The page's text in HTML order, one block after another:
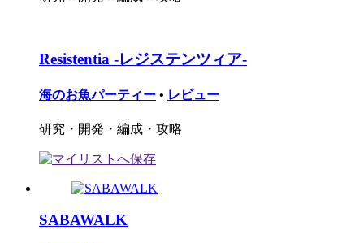
Resistentia -レジステンツィア-
海のお魚パーティー • レビュー
研究・開発・編成・攻略
SABAWALK